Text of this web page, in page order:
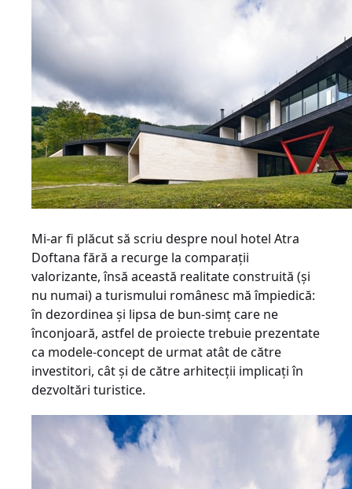
Mi-ar fi plăcut să scriu despre noul hotel Atra
Doftana fără a recurge la comparaţii
valorizante, însă această realitate construită (şi
nu numai) a turismului românesc mă împiedică:
în dezordinea şi lipsa de bun-simţ care ne
înconjoară, astfel de proiecte trebuie prezentate
ca modele-concept de urmat atât de către
investitori, cât şi de către arhitecţii implicaţi în
dezvoltări turistice.